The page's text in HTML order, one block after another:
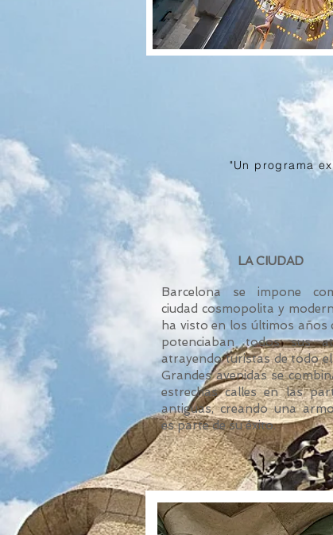
"Un programa
LA CIUDAD
Barcelona se impone
ciudad cosmopolita y
ha visto en los últimos años
potenciaban todos sus
atrayendo turistas de todo
Grandes avenidas se
estrechas calles en las
antiguas, creando una
es parte de su éxito.